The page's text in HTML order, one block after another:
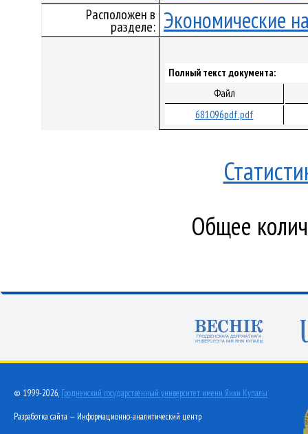
Расположен в
разделе: Экономические
Полный текст документа:
Файл
681096pdf.pdf
Общее
© 1999-2026, Гродненский государственный университет имени Янки Купалы
Разработка сайта — Информационно-аналитический центр